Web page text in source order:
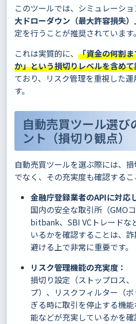
このツールでは、シミュレーシ
大ドローダウン（最大許容損失）
定を行うことが推奨されています。
これは実質的に、 「資金の何割
か」という損切りレベルを含め
ており、リスク管理を重視した
す。
自動売買ツール選び
ント（損切り観点）
自動売買ツールを選ぶ際には、
でなく、その充実度も確認するこ
金融庁登録業者のAPIに対応
国内の安全な取引所（GMO
bitbank、SBI VCトレードな
いるかを確認することは、
避ける上で非常に重要です。
リスク管理機能の充実度：
損切り設定（ストップロス
プ）、リスクフィルター（
ぎる時に取引を停止する機
能などが充実しているかを確